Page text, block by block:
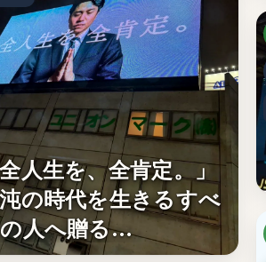
人生を、全肯定。」
の時代を生きるすべ
人へ贈る…